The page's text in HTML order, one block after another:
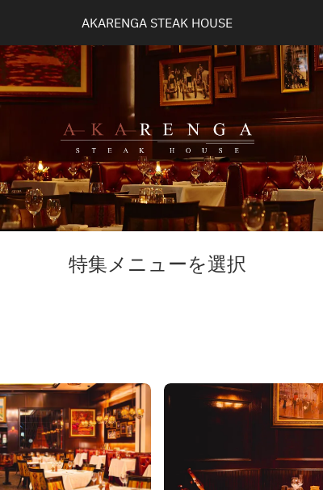
AKARENGA STEAK HOUSE
特集メニューを選択